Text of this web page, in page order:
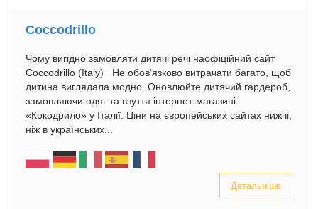
Coccodrillo
Чому вигідно замовляти дитячі речі наофіційний сайт
Coccodrillo (Italy) Не обов'язково витрачати багато, щоб
дитина виглядала модно. Оновлюйте дитячий гардероб,
замовляючи одяг та взуття інтернет-магазині
«Кокодрило» у Італії. Ціни на європейських сайтах нижчі,
ніж в українських...
Детальніше